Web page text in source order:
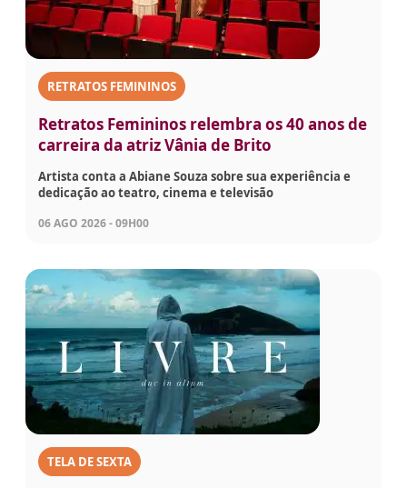
RETRATOS FEMININOS
Retratos Femininos relembra os 40 anos de
carreira da atriz Vânia de Brito
Artista conta a Abiane Souza sobre sua experiência e
dedicação ao teatro, cinema e televisão
06 AGO 2026 - 09H00
TELA DE SEXTA